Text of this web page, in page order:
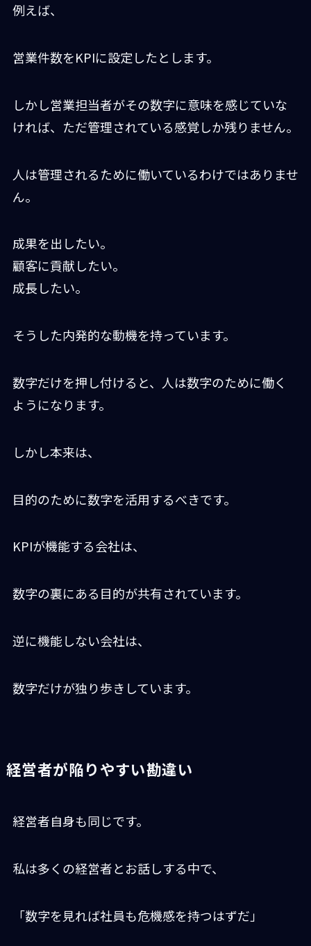
例えば、
営業件数をKPIに設定したとします。
しかし営業担当者がその数字に意味を感じていな
ければ、ただ管理されている感覚しか残りません。
人は管理されるために働いているわけではありませ
ん。
成果を出したい。
顧客に貢献したい。
成長したい。
そうした内発的な動機を持っています。
数字だけを押し付けると、人は数字のために働く
ようになります。
しかし本来は、
目的のために数字を活用するべきです。
KPIが機能する会社は、
数字の裏にある目的が共有されています。
逆に機能しない会社は、
数字だけが独り歩きしています。
経営者が陥りやすい勘違い
経営者自身も同じです。
私は多くの経営者とお話しする中で、
「数字を見れば社員も危機感を持つはずだ」